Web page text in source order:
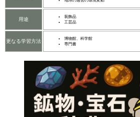
用途
装飾品
工芸品
更なる学習方法
博物館、科学館
専門書